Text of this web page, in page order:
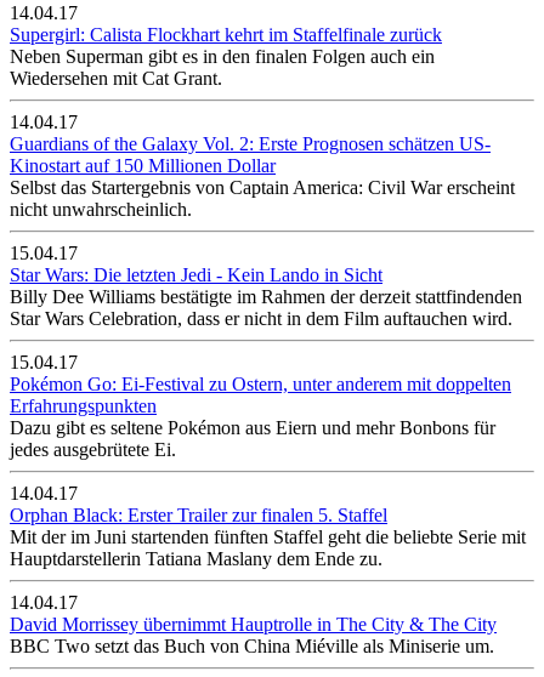
14.04.17
Supergirl: Calista Flockhart kehrt im Staffelfinale zurück
Neben Superman gibt es in den finalen Folgen auch ein
Wiedersehen mit Cat Grant.
14.04.17
Guardians of the Galaxy Vol. 2: Erste Prognosen schätzen US-
Kinostart auf 150 Millionen Dollar
Selbst das Startergebnis von Captain America: Civil War erscheint
nicht unwahrscheinlich.
15.04.17
Star Wars: Die letzten Jedi - Kein Lando in Sicht
Billy Dee Williams bestätigte im Rahmen der derzeit stattfindenden
Star Wars Celebration, dass er nicht in dem Film auftauchen wird.
15.04.17
Pokémon Go: Ei-Festival zu Ostern, unter anderem mit doppelten
Erfahrungspunkten
Dazu gibt es seltene Pokémon aus Eiern und mehr Bonbons für
jedes ausgebrütete Ei.
14.04.17
Orphan Black: Erster Trailer zur finalen 5. Staffel
Mit der im Juni startenden fünften Staffel geht die beliebte Serie mit
Hauptdarstellerin Tatiana Maslany dem Ende zu.
14.04.17
David Morrissey übernimmt Hauptrolle in The City & The City
BBC Two setzt das Buch von China Miéville als Miniserie um.